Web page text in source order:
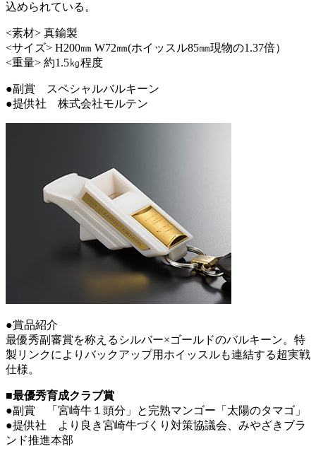
込められている。
<素材> 真鍮製
<サイズ> H200㎜ W72㎜(ホイッスル85㎜現物の1.37倍）
<重量> 約1.5㎏程度
●副賞 スペシャルバルキーン
●提供社 株式会社モルテン
●賞品紹介
最優秀副審賞を称えるシルバー×ゴールドのバルキーン。特
製リンクによりバックアップ用ホイッスルも連結する超実戦
仕様。
■最優秀育成クラブ賞
●副賞 「宮崎牛１頭分」と完熟マンゴー「太陽のタマゴ」
●提供社 より良き宮崎牛づくり対策協議会、みやざきブラ
ンド推進本部